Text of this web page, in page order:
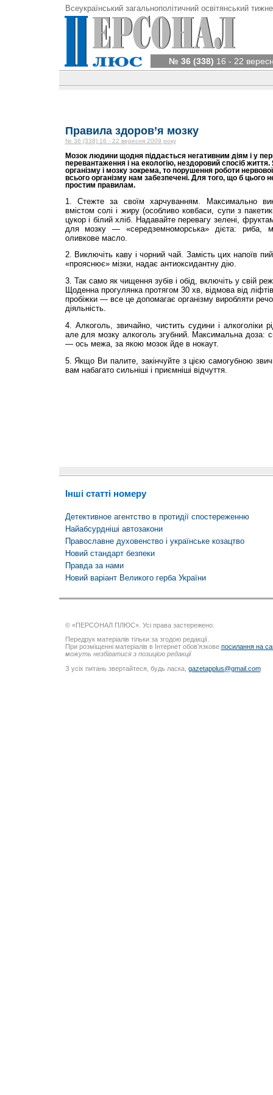
Всеукраїнський загальнополітичний освітянський
№ 36 (338) 16 - 22
Правила здоров’я мозку
№ 36 (338) 16 - 22 вересня 2009 року
Мозок людини щодня піддається негативним діям і у
перевантаження і на екологію, нездоровий спосіб
організму і мозку зокрема, то порушення роботи
всього організму нам забезпечені. Для того, що б цього
простим правилам.
1. Стежте за своїм харчуванням. Максимально
вмістом солі і жиру (особливо ковбаси, супи з
цукор і білий хліб. Надавайте перевагу зелені,
для мозку — «середземноморська» дієта: риба,
оливкове масло.
2. Виключіть каву і чорний чай. Замість цих напоїв
«прояснює» мізки, надає антиоксидантну дію.
3. Так само як чищення зубів і обід, включіть у свій
Щоденна прогулянка протягом 30 хв, відмова від
пробіжки — все це допомагає організму виробляти
діяльність.
4. Алкоголь, звичайно, чистить судини і алкого­ліки
але для мозку алкоголь згубний. Максимальна доза:
— ось межа, за якою мозок йде в нокаут.
5. Якщо Ви палите, закінчуйте з цією самогубною
вам набагато сильніші і приємніші відчуття.
Інші статті номеру
Детективное агентство в протидії спостереженню
Найабсурдніші автозакони
Православне духовенство і українське козацтво
Новий стандарт безпеки
Правда за нами
Новий варіант Великого герба України
© «ПЕРСОНАЛ ПЛЮС». Усі права застережено.
Передрук матеріалів тільки за згодою редакції.
При розміщенні матеріалів в Інтернет обов’язкове посилання на
можуть незбігатися з позицією редакції
З усіх питань звертайтеся, будь ласка, gazetapplus@gmail.com